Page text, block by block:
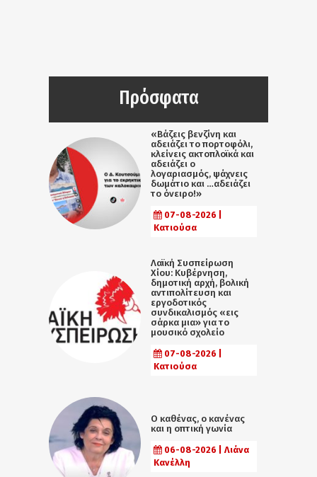
Πρόσφατα
«Βάζεις βενζίνη και
αδειάζει το πορτοφόλι,
κλείνεις ακτοπλοϊκά και
αδειάζει ο
λογαριασμός, ψάχνεις
δωμάτιο και …αδειάζει
το όνειρο!»
07-08-2026 |
Κατιούσα
Λαϊκή Συσπείρωση
Χίου: Κυβέρνηση,
δημοτική αρχή, βολική
αντιπολίτευση και
εργοδοτικός
συνδικαλισμός «εις
σάρκα μια» για το
μουσικό σχολείο
07-08-2026 |
Κατιούσα
Ο καθένας, ο κανένας
και η οπτική γωνία
06-08-2026 | Λιάνα
Κανέλλη